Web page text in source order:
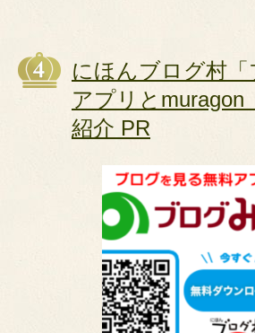
にほんブログ村「
アプリとmuragon
紹介 PR